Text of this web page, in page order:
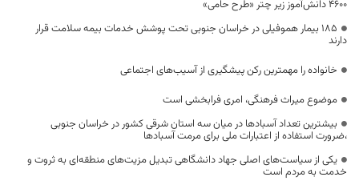
۴۶۰۰ دانش‌آموز زیر چتر «طرح حامی»
۱۸۵ بیمار هموفیلی در خراسان جنوبی تحت پوشش خدمات بیمه سلامت قرار
دارند
خانواده را مهمترین رکن پیشگیری از آسیب‌های اجتماعی
موضوع میراث فرهنگی، امری فرابخشی است
بیشترین تعداد آسبادها در میان سه استان شرقی کشور در خراسان جنوبی
،ضرورت استفاده از اعتبارات ملی برای مرمت آسبادها
یکی از سیاست‌های اصلی جهاد دانشگاهی تبدیل مزیت‌های منطقه‌ای به ثروت و
خدمت به مردم است